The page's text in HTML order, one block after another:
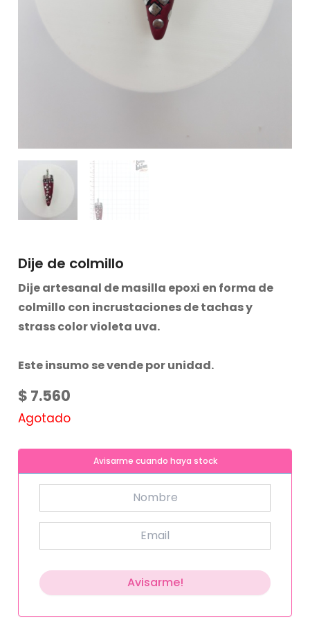
Dije de colmillo
Dijeartesanal de masilla epoxi en forma de
colmillo con incrustaciones de tachas y
strass color violeta uva.
Este insumo se vende por unidad.
$ 7.560
Agotado
Avisarme cuando haya stock